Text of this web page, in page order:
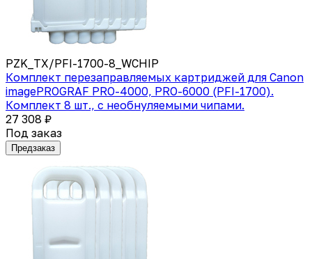
PZK_TX/PFI-1700-8_WCHIP
Комплект перезаправляемых картриджей для Canon
imagePROGRAF PRO-4000, PRO-6000 (PFI-1700).
Комплект 8 шт., с необнуляемыми чипами.
27 308 ₽
Под заказ
Предзаказ